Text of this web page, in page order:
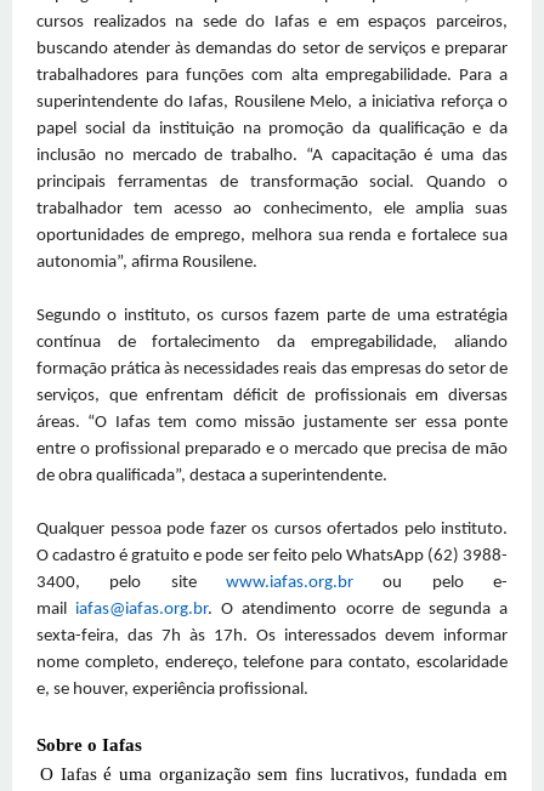
cursos realizados na sede do Iafas e em espaços parceiros,
buscando atender às demandas do setor de serviços e preparar
trabalhadores para funções com alta empregabilidade. Para a
superintendente do Iafas, Rousilene Melo, a iniciativa reforça o
papel social da instituição na promoção da qualificação e da
inclusão no mercado de trabalho. “A capacitação é uma das
principais ferramentas de transformação social. Quando o
trabalhador tem acesso ao conhecimento, ele amplia suas
oportunidades de emprego, melhora sua renda e fortalece sua
autonomia”, afirma Rousilene.
Segundo o instituto, os cursos fazem parte de uma estratégia
contínua de fortalecimento da empregabilidade, aliando
formação prática às necessidades reais das empresas do setor de
serviços, que enfrentam déficit de profissionais em diversas
áreas. “O Iafas tem como missão justamente ser essa ponte
entre o profissional preparado e o mercado que precisa de mão
de obra qualificada”, destaca a superintendente.
Qualquer pessoa pode fazer os cursos ofertados pelo instituto.
O cadastro é gratuito e pode ser feito pelo WhatsApp (62) 3988-
3400, pelo site www.iafas.org.br ou pelo e-
mail iafas@iafas.org.br. O atendimento ocorre de segunda a
sexta-feira, das 7h às 17h. Os interessados devem informar
nome completo, endereço, telefone para contato, escolaridade
e, se houver, experiência profissional.
Sobre o Iafas
O Iafas é uma organização sem fins lucrativos, fundada em